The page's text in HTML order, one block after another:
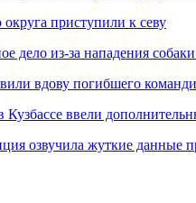
приступили к севу
дело из-за нападения
вдову погибшего
ввели
озвучила жуткие данные